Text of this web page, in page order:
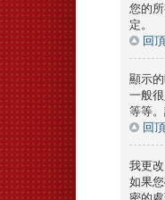
您的
定。
回
顯示
一般
等等
回
我更
如果